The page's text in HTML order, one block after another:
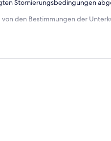
Stornierungsbedingungen
den Bestimmungen der